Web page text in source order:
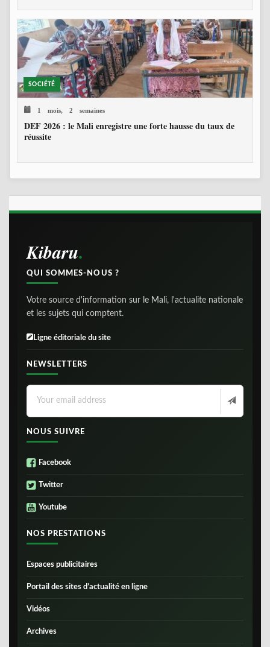
SOCIÉTÉ
1 mois, 2 semaines
DEF 2026 : le Mali enregistre une forte hausse du taux de
réussite
Kibaru
QUI SOMMES-NOUS ?
Votre source d'information sur le Mali, l'actualite nationale
et les sujets qui comptent.
Ligne éditoriale du site
NEWSLETTERS
NOUS SUIVRE
Facebook
Twitter
Youtube
NOS PRESTATIONS
Espaces publicitaires
Portail des sites d’actualité en ligne
Vidéos
Archives